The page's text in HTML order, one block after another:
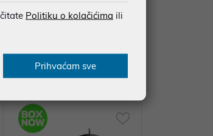
Politiku o kolačićima ili
Prihvaćam sve